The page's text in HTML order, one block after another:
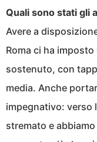
Quali sono stati gli
Avere a
Roma ci ha
sostenuto, con
media. Anche
impegnativo: verso
stremato e